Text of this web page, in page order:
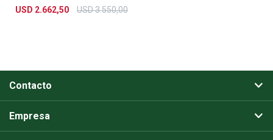
USD 2.662,50 USD3.550,00
Contacto
Empresa